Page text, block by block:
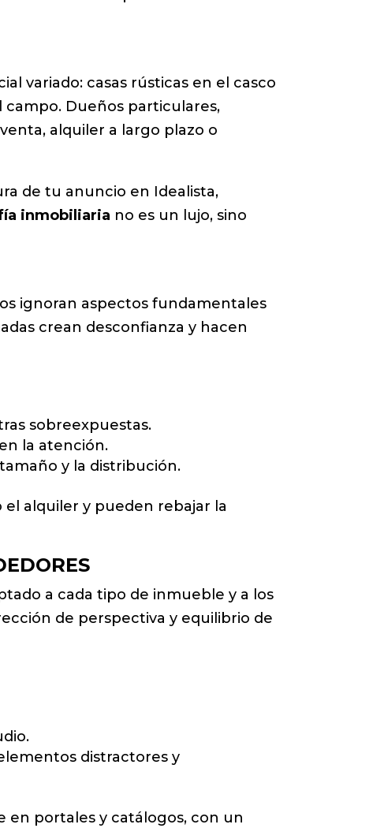
variado: casas rústicas en el casco
Dueños particulares,
alquiler a largo plazo o
de tu anuncio en Idealista,
inmobiliaria no es un lujo, sino
ignoran aspectos fundamentales
crean desconfianza y hacen
sobreexpuestas.
la atención.
y la distribución.
el alquiler y pueden rebajar la
a cada tipo de inmueble y a los
de perspectiva y equilibrio de
distractores y
en portales y catálogos, con un